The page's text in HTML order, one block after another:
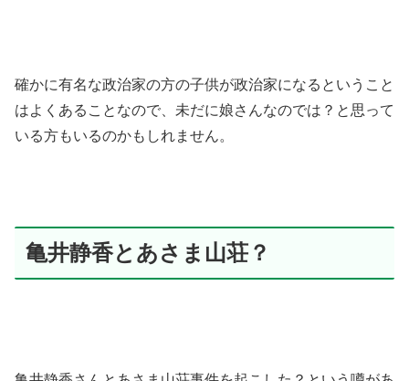
確かに有名な政治家の方の子供が政治家になるということ
はよくあることなので、未だに娘さんなのでは？と思って
いる方もいるのかもしれません。
亀井静香とあさま山荘？